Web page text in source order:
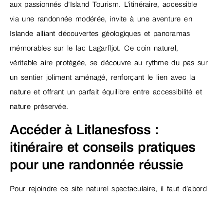
aux passionnés d’Island Tourism. L’itinéraire, accessible
via une randonnée modérée, invite à une aventure en
Islande alliant découvertes géologiques et panoramas
mémorables sur le lac Lagarfljot. Ce coin naturel,
véritable aire protégée, se découvre au rythme du pas sur
un sentier joliment aménagé, renforçant le lien avec la
nature et offrant un parfait équilibre entre accessibilité et
nature préservée.
Accéder à Litlanesfoss :
itinéraire et conseils pratiques
pour une randonnée réussie
Pour rejoindre ce site naturel spectaculaire, il faut d’abord